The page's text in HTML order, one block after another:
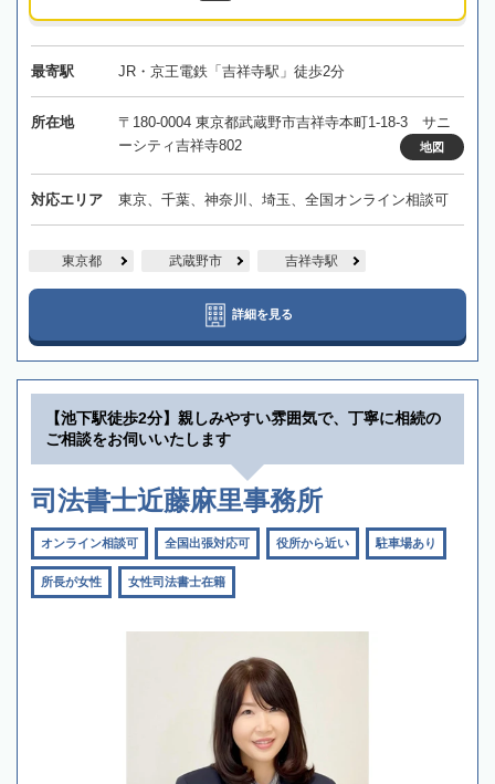
最寄駅 JR・京王電鉄「吉祥寺駅」徒歩2分
所在地
〒180-0004 東京都武蔵野市吉祥寺本町1-18-3 サニ
ーシティ吉祥寺802
地図
対応エリア 東京、千葉、神奈川、埼玉、全国オンライン相談可
東京都 武蔵野市 吉祥寺駅
詳細を見る
【池下駅徒歩2分】親しみやすい雰囲気で、丁寧に相続の
ご相談をお伺いいたします
司法書士近藤麻里事務所
オンライン相談可 全国出張対応可 役所から近い 駐車場あり
所長が女性 女性司法書士在籍